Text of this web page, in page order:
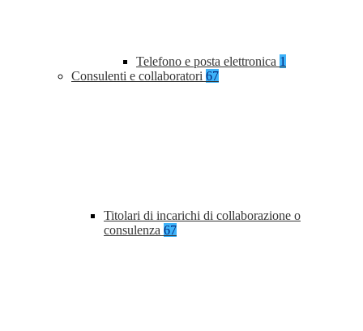
Telefono e posta elettronica 1
Consulenti e collaboratori 67
Titolari di incarichi di collaborazione o
consulenza 67